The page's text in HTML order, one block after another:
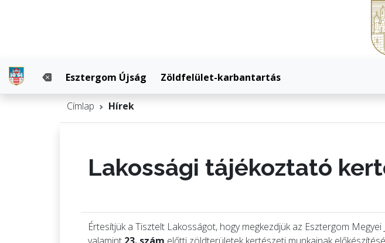
Esztergom Újság Zöldfelület-karbantartás
Címlap Hírek
Lakossági tájékoztató
Értesítjük a Tisztelt Lakosságot, hogy megkezdjük az Esztergom